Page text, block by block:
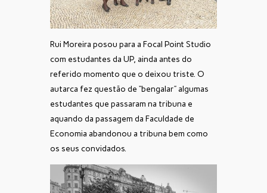
Rui Moreira posou para a Focal Point Studio
com estudantes da UP, ainda antes do
referido momento que o deixou triste. O
autarca fez questão de “bengalar” algumas
estudantes que passaram na tribuna e
aquando da passagem da Faculdade de
Economia abandonou a tribuna bem como
os seus convidados.